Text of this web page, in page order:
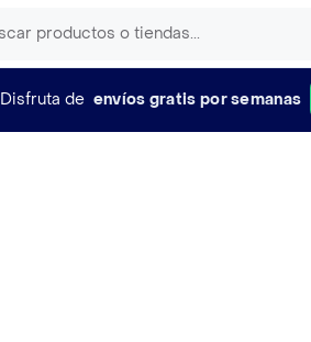
Disfruta de envíos gratis por semanas